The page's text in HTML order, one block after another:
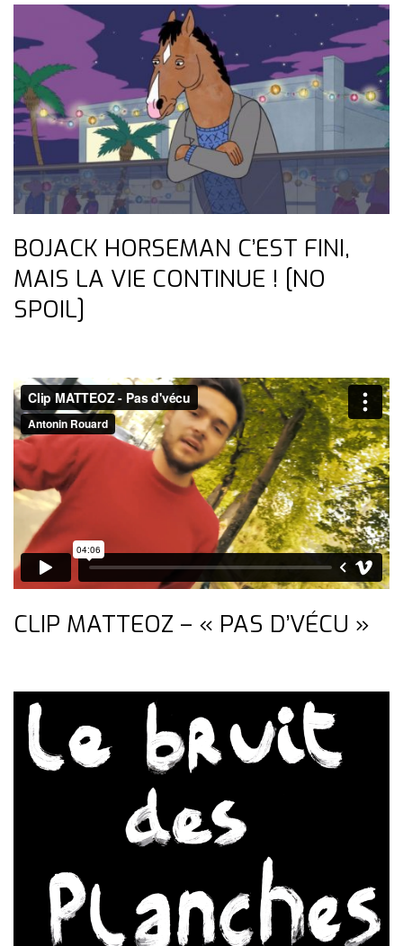
BOJACK HORSEMAN C’EST FINI,
MAIS LA VIE CONTINUE ! [NO
SPOIL]
CLIP MATTEOZ – « PAS D’VÉCU »